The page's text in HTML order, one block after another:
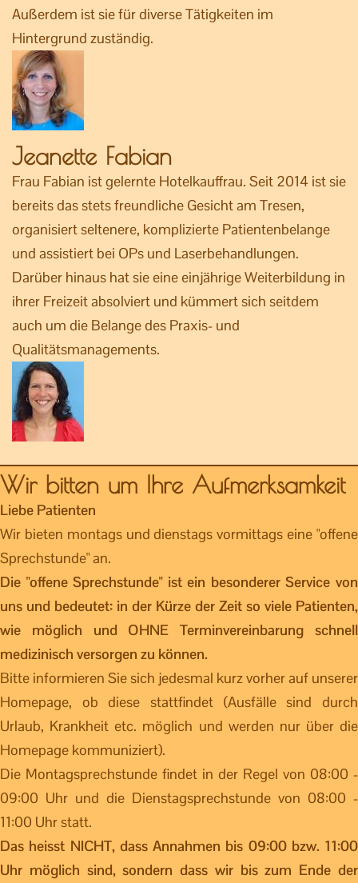
Außerdem ist sie für diverse Tätigkeiten im
Hintergrund zuständig.
Jeanette Fabian
Frau Fabian ist gelernte Hotelkauffrau. Seit 2014 ist sie
bereits das stets freundliche Gesicht am Tresen,
organisiert seltenere, komplizierte Patientenbelange
und assistiert bei OPs und Laserbehandlungen.
Darüber hinaus hat sie eine einjährige Weiterbildung in
ihrer Freizeit absolviert und kümmert sich seitdem
auch um die Belange des Praxis- und
Qualitätsmanagements.
Wir bitten um Ihre Aufmerksamkeit
Liebe Patienten
Wir bieten montags und dienstags vormittags eine "offene
Sprechstunde" an.
Die "offene Sprechstunde" ist ein besonderer Service von
uns und bedeutet: in der Kürze der Zeit so viele Patienten,
wie möglich und OHNE Terminvereinbarung schnell
medizinisch versorgen zu können.
Bitte informieren Sie sich jedesmal kurz vorher auf unserer
Homepage, ob diese stattfindet (Ausfälle sind durch
Urlaub, Krankheit etc. möglich und werden nur über die
Homepage kommuniziert).
Die Montagsprechstunde findet in der Regel von 08:00 -
09:00 Uhr und die Dienstagsprechstunde von 08:00 -
11:00 Uhr statt.
Das heisst NICHT, dass Annahmen bis 09:00 bzw. 11:00
Uhr möglich sind, sondern dass wir bis zum Ende der